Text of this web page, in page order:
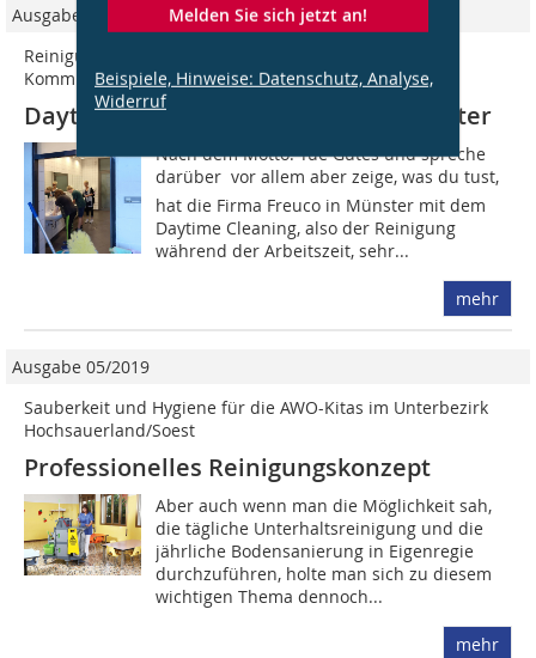
Melden Sie sich jetzt an!
Beispiele, Hinweise: Datenschutz, Analyse,
Widerruf
Ausgabe 06/2022
Reinigungsdienstleistungen: Transparenz und
Kommunikation statt Anonymität und Diskretion
Daytime Cleaning bei der Stadt Münster
Nach dem Motto: Tue Gutes und spreche
darüber  vor allem aber zeige, was du tust,
hat die Firma Freuco in Münster mit dem
Daytime Cleaning, also der Reinigung
während der Arbeitszeit, sehr...
mehr
Ausgabe 05/2019
Sauberkeit und Hygiene für die AWO-Kitas im Unterbezirk
Hochsauerland/Soest
Professionelles Reinigungskonzept
Aber auch wenn man die Möglichkeit sah,
die tägliche Unterhaltsreinigung und die
jährliche Bodensanierung in Eigenregie
durchzuführen, holte man sich zu diesem
wichtigen Thema dennoch...
mehr